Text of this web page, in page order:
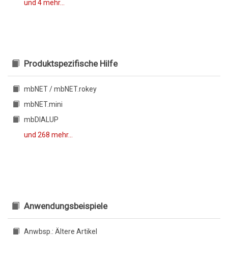
und 4 mehr...
Produktspezifische Hilfe
mbNET / mbNET.rokey
mbNET.mini
mbDIALUP
und 268 mehr...
Anwendungsbeispiele
Anwbsp.: Ältere Artikel